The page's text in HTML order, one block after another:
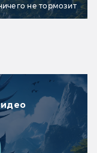
не тормозит